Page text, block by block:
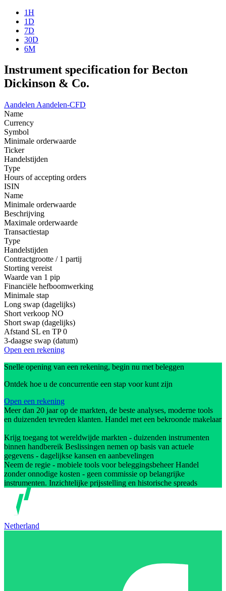
1H
1D
7D
30D
6M
Instrument specification for Becton
Dickinson & Co.
Aandelen Aandelen-CFD
Name
Currency
Symbol
Minimale orderwaarde
Ticker
Handelstijden
Type
Hours of accepting orders
ISIN
Name
Minimale orderwaarde
Beschrijving
Maximale orderwaarde
Transactiestap
Type
Handelstijden
Contractgrootte / 1 partij
Storting vereist
Waarde van 1 pip
Financiële hefboomwerking
Minimale stap
Long swap (dagelijks)
Short verkoop NO
Short swap (dagelijks)
Afstand SL en TP 0
3-daagse swap (datum)
Open een rekening
Snelle opening van een rekening, begin nu met beleggen
Ontdek hoe u de concurrentie een stap voor kunt zijn
Open een rekening
Meer dan 20 jaar op de markten, de beste analyses, moderne tools
en duizenden tevreden klanten. Handel met een bekroonde makelaar
Krijg toegang tot wereldwijde markten - duizenden instrumenten
binnen handbereik Beslissingen nemen op basis van actuele
gegevens - dagelijkse kansen en aanbevelingen
Neem de regie - mobiele tools voor beleggingsbeheer Handel
zonder onnodige kosten - geen commissie op belangrijke
instrumenten. Inzichtelijke prijsstelling en historische spreads
Netherland